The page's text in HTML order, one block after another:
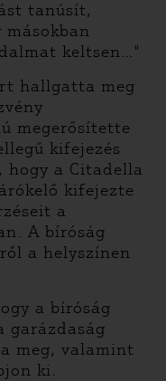
tanúsít,
keltsen…"
hallgatta meg
megerősítette
kifejezés
a Citadella
kifejezte
a
A bíróság
a helyszínen
a bíróság
garázdaság
meg, valamint
ki.